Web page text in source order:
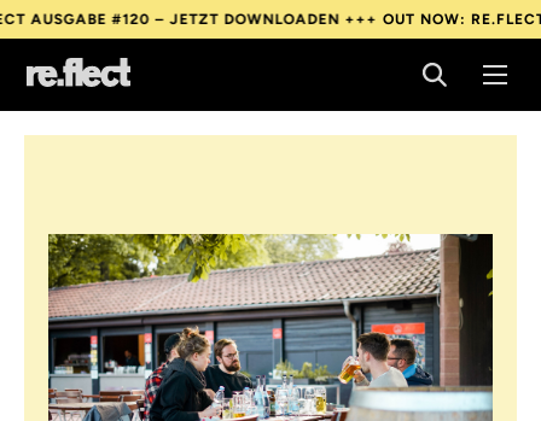
– JETZT DOWNLOADEN +++OUT NOW: RE.FLECT AUSGABE
– JETZT DOWNLOADEN +++